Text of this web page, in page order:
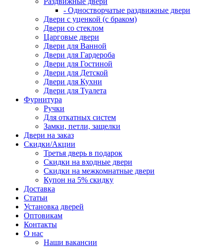
- Одностворчатые раздвижные двери
Двери с уценкой (с браком)
Двери со стеклом
Царговые двери
Двери для Ванной
Двери для Гардероба
Двери для Гостиной
Двери для Детской
Двери для Кухни
Двери для Туалета
Фурнитура
Ручки
Для откатных систем
Замки, петли, защелки
Двери на заказ
Скидки/Акции
Третья дверь в подарок
Скидки на входные двери
Скидки на межкомнатные двери
Купон на 5% скидку
Доставка
Статьи
Установка дверей
Оптовикам
Контакты
О нас
Наши вакансии